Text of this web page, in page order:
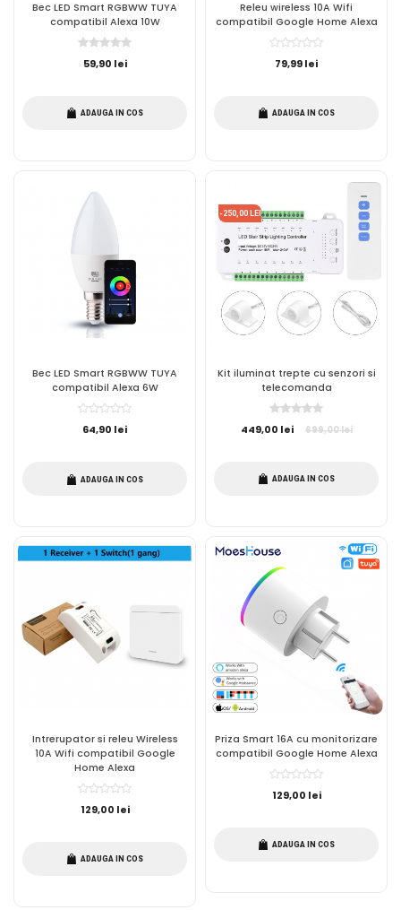
Bec LED Smart RGBWW TUYA
compatibil Alexa 10W
59,90 lei
ADAUGA IN COS
Releu wireless 10A Wifi
compatibil Google Home Alexa
79,99 lei
ADAUGA IN COS
Bec LED Smart RGBWW TUYA
compatibil Alexa 6W
64,90 lei
ADAUGA IN COS
-250,00 LEI
Kit iluminat trepte cu senzori si
telecomanda
449,00 lei 699,00 lei
ADAUGA IN COS
Intrerupator si releu Wireless
10A Wifi compatibil Google
Home Alexa
129,00 lei
ADAUGA IN COS
Priza Smart 16A cu monitorizare
compatibil Google Home Alexa
129,00 lei
ADAUGA IN COS